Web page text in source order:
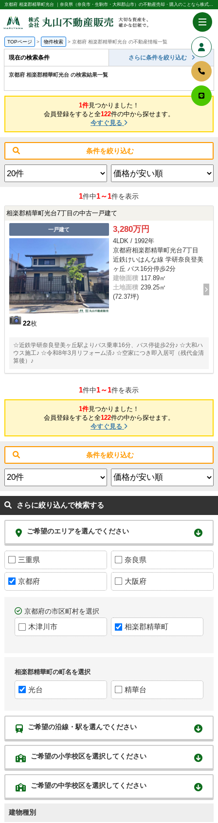
京都府 相楽郡精華町光台 ｜奈良県（奈良市・生駒市・大和郡山市）の不動産売却・購入のことなら株式会社丸山不動産販売
TOPページ 物件検索 京都府 相楽郡精華町光台 の不動産情報一覧
現在の検索条件 さらに条件を絞り込む
京都府 相楽郡精華町光台 の検索結果一覧
1件見つかりました！
会員登録をすると全122件の中から探せます。
今すぐ見る
条件を絞り込む
1件中1～1件を表示
相楽郡精華町光台7丁目の中古一戸建て
一戸建て
22枚
3,280万円
4LDK / 1992年
京都府相楽郡精華町光台7丁目
近鉄けいはんな線 学研奈良登美
ヶ丘 バス16分停歩2分
建物面積 117.89㎡
土地面積 239.25㎡
(72.37坪)
☆近鉄学研奈良登美ヶ丘駅よりバス乗車16分、バス停徒歩2分♪ ☆大和ハ
ウス施工♪ ☆令和8年3月リフォーム済♪ ☆空家につき即入居可（残代金清
算後）♪
1件中1～1件を表示
1件見つかりました！
会員登録をすると全122件の中から探せます。
今すぐ見る
条件を絞り込む
さらに絞り込んで検索する
ご希望のエリアを選んでください
三重県 奈良県
京都府 大阪府
京都府の市区町村を選択
木津川市 相楽郡精華町
相楽郡精華町の町名を選択
光台 精華台
ご希望の沿線・駅を選んでください
ご希望の小学校区を選択してください
ご希望の中学校区を選択してください
建物種別